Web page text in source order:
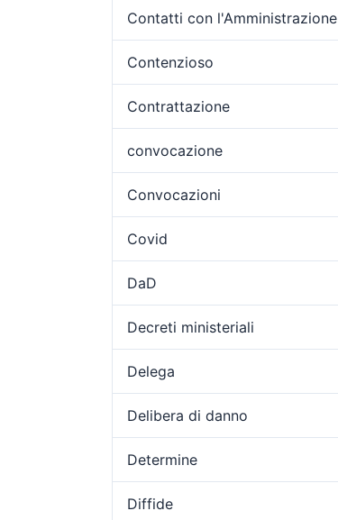
Contatti con l'Amministrazione
Contenzioso
Contrattazione
convocazione
Convocazioni
Covid
DaD
Decreti ministeriali
Delega
Delibera di danno
Determine
Diffide